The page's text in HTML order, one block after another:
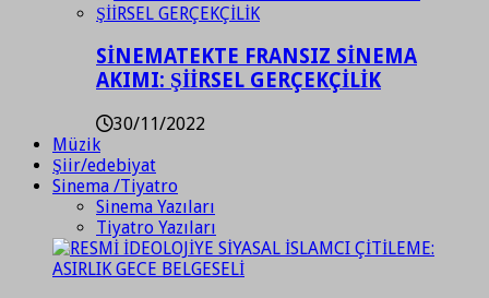
SİNEMATEKTE FRANSIZ SİNEMA
AKIMI: ŞİİRSEL GERÇEKÇİLİK
30/11/2022
Müzik
Şiir/edebiyat
Sinema /Tiyatro
Sinema Yazıları
Tiyatro Yazıları